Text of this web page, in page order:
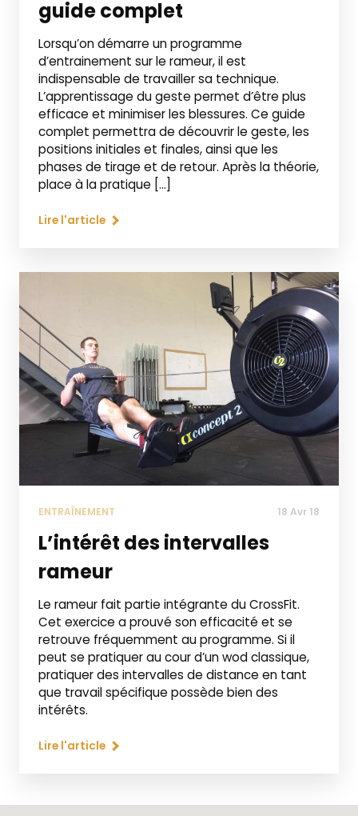
guide complet
Lorsqu’on démarre un programme
d’entrainement sur le rameur, il est
indispensable de travailler sa technique.
L’apprentissage du geste permet d’être plus
efficace et minimiser les blessures. Ce guide
complet permettra de découvrir le geste, les
positions initiales et finales, ainsi que les
phases de tirage et de retour. Après la théorie,
place à la pratique […]
Lire l'article
ENTRAÎNEMENT 18 Avr 18
L’intérêt des intervalles
rameur
Le rameur fait partie intégrante du CrossFit.
Cet exercice a prouvé son efficacité et se
retrouve fréquemment au programme. Si il
peut se pratiquer au cour d’un wod classique,
pratiquer des intervalles de distance en tant
que travail spécifique possède bien des
intérêts.
Lire l'article